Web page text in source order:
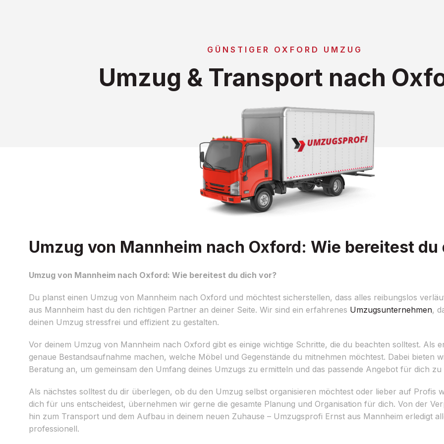
GÜNSTIGER OXFORD UMZUG
Umzug & Transport nach
Umzug von Mannheim nach Oxford: Wie bereitest du
Umzug von Mannheim nach Oxford: Wie bereitest du dich vor?
Du planst einen Umzug von Mannheim nach Oxford und möchtest sicherstellen, dass alles reibungslos
aus Mannheim hast du den richtigen Partner an deiner Seite. Wir sind ein erfahrenes Umzugsunternehmen,
deinen Umzug stressfrei und effizient zu gestalten.
Vor deinem Umzug von Mannheim nach Oxford gibt es einige wichtige Schritte, die du beachten solltest. Als
genaue Bestandsaufnahme machen, welche Möbel und Gegenstände du mitnehmen möchtest. Dabei bieten
Beratung an, um gemeinsam den Umfang deines Umzugs zu ermitteln und das passende Angebot für dich zu
Als nächstes solltest du dir überlegen, ob du den Umzug selbst organisieren möchtest oder lieber auf Profis
dich für uns entscheidest, übernehmen wir gerne die gesamte Planung und Organisation für dich. Von der
hin zum Transport und dem Aufbau in deinem neuen Zuhause – Umzugsprofi Ernst aus Mannheim erledigt
professionell.